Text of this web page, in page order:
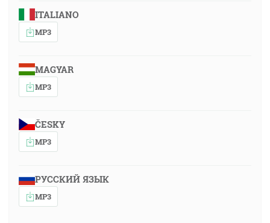
ITALIANO
MP3
MAGYAR
MP3
ČESKY
MP3
РУССКИЙ ЯЗЫК
MP3